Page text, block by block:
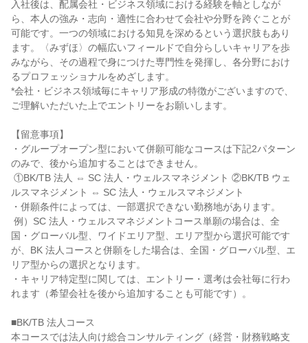
入社後は、配属会社・ビジネス領域における経験を軸としなが
ら、本人の強み・志向・適性に合わせて会社や分野を跨ぐことが
可能です。一つの領域における知見を深めるという選択肢もあり
ます。〈みずほ〉の幅広いフィールドで自分らしいキャリアを歩
みながら、その過程で身につけた専門性を発揮し、各分野におけ
るプロフェッショナルをめざします。
*会社・ビジネス領域毎にキャリア形成の特徴がございますので、
ご理解いただいた上でエントリーをお願いします。
【留意事項】
・グループオープン型において併願可能なコースは下記2パターン
のみで、後から追加することはできません。
ルスマネジメント ⇔ SC 法人・ウェルスマネジメント
・併願条件によっては、一部選択できない勤務地があります。
国・グローバル型、ワイドエリア型、エリア型から選択可能です
が、BK 法人コースと併願をした場合は、全国・グローバル型、エ
リア型からの選択となります。
・キャリア特定型に関しては、エントリー・選考は会社毎に行わ
れます（希望会社を後から追加することも可能です）。
■BK/TB 法人コース
本コースでは法人向け総合コンサルティング（経営・財務戦略支